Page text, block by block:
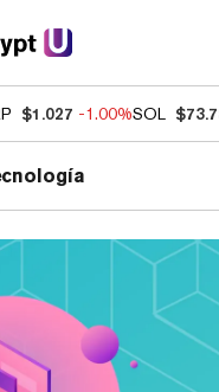
$1.027 -1.00%SOL